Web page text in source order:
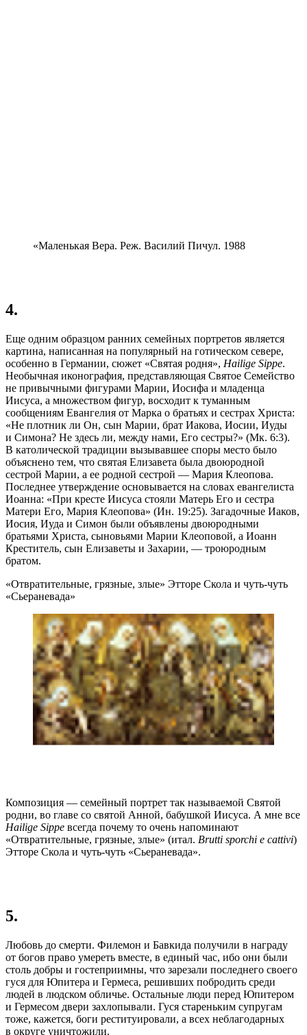
«Маленькая Вера. Реж. Василий Пичул. 1988
4.
Еще одним образцом ранних семейных портретов является
картина, написанная на популярный на готическом севере,
особенно в Германии, сюжет «Святая родня», Hailige Sippe.
Необычная иконография, представляющая Святое Семейство
не привычными фигурами Марии, Иосифа и младенца
Иисуса, а множеством фигур, восходит к туманным
сообщениям Евангелия от Марка о братьях и сестрах Христа:
«Не плотник ли Он, сын Марии, брат Иакова, Иосии, Иуды
и Симона? Не здесь ли, между нами, Его сестры?» (Мк. 6:3).
В католической традиции вызывавшее споры место было
объяснено тем, что святая Елизавета была двоюродной
сестрой Марии, а ее родной сестрой — Мария Клеопова.
Последнее утверждение основывается на словах евангелиста
Иоанна: «При кресте Иисуса стояли Матерь Его и сестра
Матери Его, Мария Клеопова» (Ин. 19:25). Загадочные Иаков,
Иосия, Иуда и Симон были объявлены двоюродными
братьями Христа, сыновьями Марии Клеоповой, а Иоанн
Креститель, сын Елизаветы и Захарии, — троюродным
братом.
«Отвратительные, грязные, злые» Этторе Скола и чуть-чуть
«Сьераневада»
Композиция — семейный портрет так называемой Святой
родни, во главе со святой Анной, бабушкой Иисуса. А мне все
Hailige Sippe всегда почему то очень напоминают
«Отвратительные, грязные, злые» (итал. Brutti sporchi e cattivi)
Этторе Скола и чуть-чуть «Сьераневада».
5.
Любовь до смерти. Филемон и Бавкида получили в награду
от богов право умереть вместе, в единый час, ибо они были
столь добры и гостеприимны, что зарезали последнего своего
гуся для Юпитера и Гермеса, решивших побродить среди
людей в людском обличье. Остальные люди перед Юпитером
и Гермесом двери захлопывали. Гуся стареньким супругам
тоже, кажется, боги реституировали, а всех неблагодарных
в округе уничтожили.